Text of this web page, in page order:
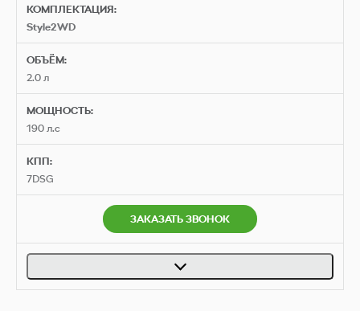
КОМПЛЕКТАЦИЯ:
Style2WD
ОБЪЁМ:
2.0 л
МОЩНОСТЬ:
190 л.с
КПП:
7DSG
ЗАКАЗАТЬ ЗВОНОК